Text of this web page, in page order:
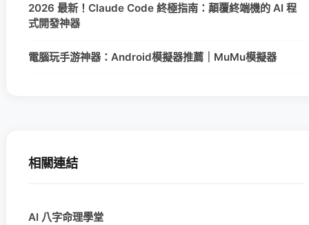
2026 最新！Claude Code 終極指南：顛覆終端機的 AI 程
式開發神器
電腦玩手游神器：Android模擬器推薦｜MuMu模擬器
相關連結
AI 八字命理學堂